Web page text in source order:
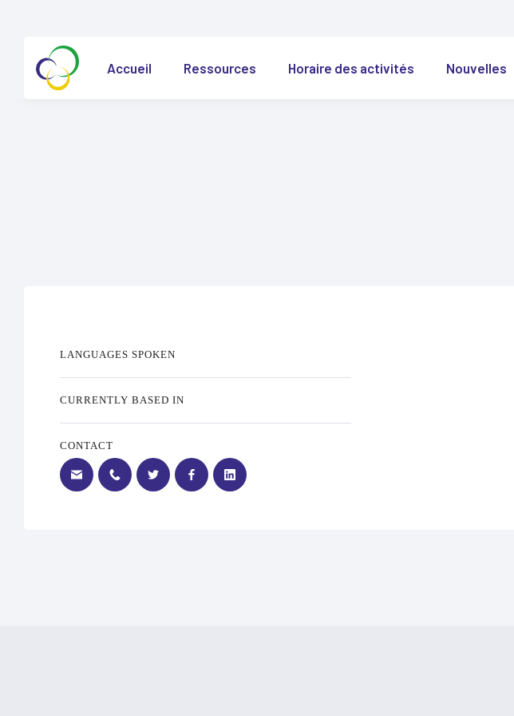
Accueil Ressources Horaire des activités Nouvelles
LANGUAGES SPOKEN
CURRENTLY BASED IN
CONTACT